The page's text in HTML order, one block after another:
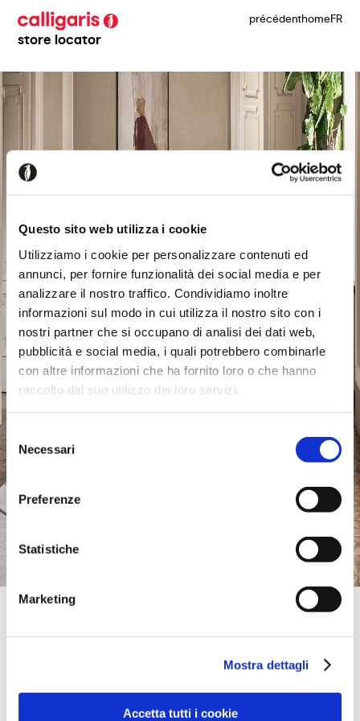
Questo sito web utilizza i cookie
Utilizziamo i cookie per personalizzare contenuti ed
annunci, per fornire funzionalità dei social media e per
analizzare il nostro traffico. Condividiamo inoltre
informazioni sul modo in cui utilizza il nostro sito con i
nostri partner che si occupano di analisi dei dati web,
pubblicità e social media, i quali potrebbero combinarle
con altre informazioni che ha fornito loro o che hanno
raccolto dal suo utilizzo dei loro servizi.
del
consenso
Necessari
Preferenze
Statistiche
Marketing
Mostra dettagli
Accetta tutti i cookie
store locator
précédenthomeFR
481 CHURCH STREET,
www.voyagerinteriors.com.au